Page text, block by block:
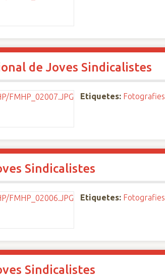
de Joves Sindicalistes
Etiquetes: Fotografies
Sindicalistes
Etiquetes: Fotografies
Sindicalistes